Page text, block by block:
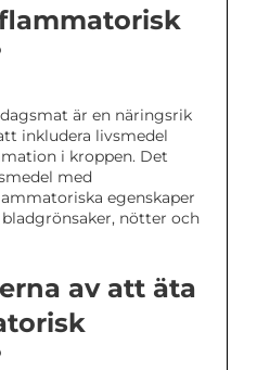
är en näringsrik
inkludera livsmedel
i kroppen. Det
med
egenskaper
nötter och
av att äta